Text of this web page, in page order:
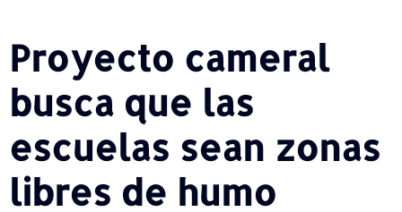
Proyecto cameral
busca que las
escuelas sean zonas
libres de humo